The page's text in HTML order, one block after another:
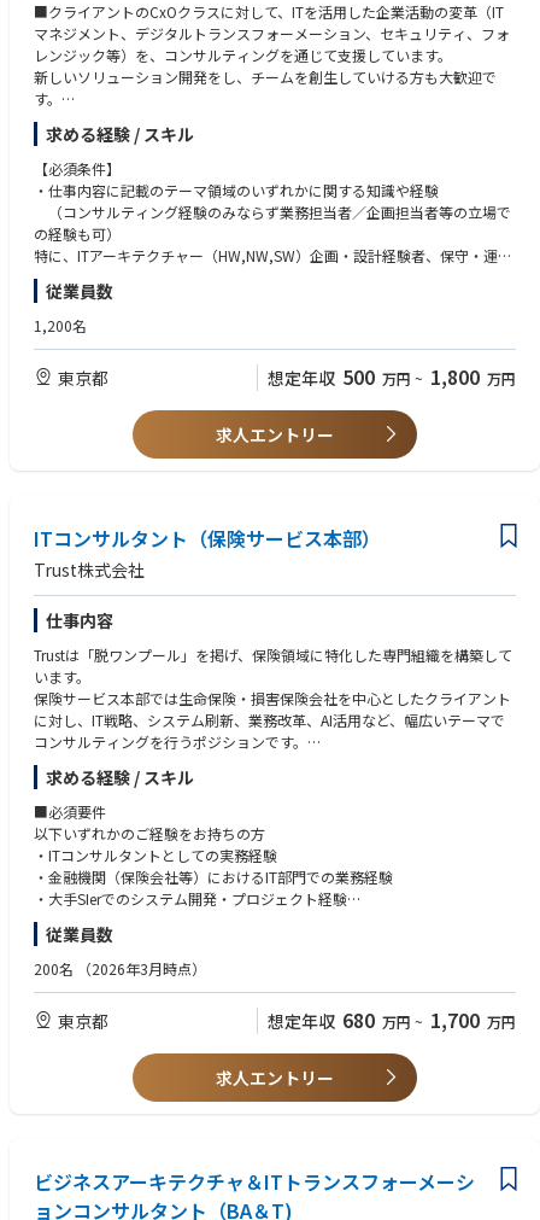
■クライアントのCxOクラスに対して、ITを活用した企業活動の変革（IT
マネジメント、デジタルトランスフォーメーション、セキュリティ、フォ
レンジック等）を、コンサルティングを通じて支援しています。
新しいソリューション開発をし、チームを創生していける方も大歓迎で
す。
ご経験、ご志向を踏まえて選考ポジションが決まって参ります。
【①CIO（Chief Information Officer） サポート】
CIOとその周辺組織（IT企画・開発・運用・子会社等）の抱えている問題
を解決する為の各種支援を行います。
ジメント）
・ITエグゼキューションサービス（業務改革計画・システム化構想策定、
ベンダマネジメント、システム要件定義/テスト支援、プロジェクト推
・ITマネジメントサービス（IT組織設計・人材育成等の企画・実行支援、I
・その他（市場調査、システム監査、セキュリティ教育、実務支援等）
求める経験 / スキル
【必須条件】
・仕事内容に記載のテーマ領域のいずれかに関する知識や経験
（コンサルティング経験のみならず業務担当者／企画担当者等の立場で
の経験も可）
特に、ITアーキテクチャー（HW,NW,SW）企画・設計経験者、保守・運用
業務改革経験者、PMO経験者、IT企画・予算策
・コミュニケーション能力、体力・気力、セルフモチベーション
・PMP,CISA、中小企業診断士、ITストラテジスト、ITコーディネータ等各
種資格保持
・各種システム導入手法（Lean Start Up、アジャイル開発、等）の経
・要求工学・ソフトウェア工学的研究経験
従業員数
1,200名
東京都 想定年収 500 万円 ~ 1,800 万円
求人エントリー
ITコンサルタント（保険サービス本部）
Trust株式会社
仕事内容
Trustは「脱ワンプール」を掲げ、保険領域に特化した専門組織を構築して
います。
保険サービス本部では生命保険・損害保険会社を中心としたクライアント
に対し、IT戦略、システム刷新、業務改革、AI活用など、幅広いテーマで
コンサルティングを行うポジションです。
特に、レガシーシステムのモダナイゼーションや、大規模プロジェクトの
推進、業務×ITを横断した変革支援など、保険業界特有の複雑性の高いテ
ーマに上流から関与いただきます。
プライム案件100%の環境において、顧客の役員・部長クラスと直接対峙
し、構想策定から実行まで一気通貫でリードできる点が特徴です。
また、創業間もないフェーズのため、事業・組織づくりへの関与や、パー
■業務内容
保険業界におけるITコンサルティング業務全般を担っていただきます。
◆IT戦略／モダナイゼーション
・中長期ITロードマップ策定、投資対効果（ROI）に基づく優先順位設計
理）
・推進体制の構築・最適化およびステークホルダー間の合意形成支援
求める経験 / スキル
■必須要件
以下いずれかのご経験をお持ちの方
・ITコンサルタントとしての実務経験
・金融機関（保険会社等）におけるIT部門での業務経験
・大手SIerでのシステム開発・プロジェクト経験
■歓迎
・コンサルティングファームでの業務経験
・保険会社のIT部門またはシステム会社での経験
・基幹システム（契約管理・保全・保険金支払等）の知見
・大規模マイグレーション／モダナイゼーション経験
・クラウド、AI、データ基盤に関するプロジェクト経験
・チェンジマネジメントの経験
従業員数
200名 （2026年3月時点）
東京都 想定年収 680 万円 ~ 1,700 万円
求人エントリー
ビジネスアーキテクチャ＆ITトランスフォーメーシ
ョンコンサルタント（BA＆T)